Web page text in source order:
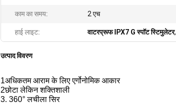
काम का समय: 2 एच
हाई लाइट: वाटरप्रूफ IPX7 G स्पॉट स्टिमुलेटर,
उत्पाद विवरण
1अधिकतम आराम के लिए एर्गोनोमिक आकार
2छोटा लेकिन शक्तिशाली
3. 360° लचीला सिर